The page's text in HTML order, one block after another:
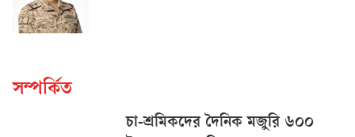
সম্পর্কিত
চা-শ্রমিকদের দৈনিক মজুরি ৬০০